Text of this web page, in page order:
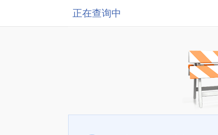
正在查询中